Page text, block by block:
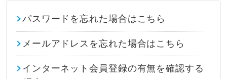
パスワードを忘れた場合はこちら
メールアドレスを忘れた場合はこちら
インターネット会員登録の有無を確認する